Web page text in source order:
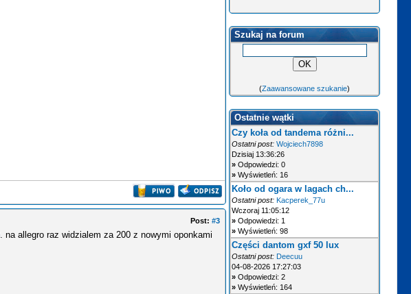
Post:#3
. na allegro raz widzialem za 200 z nowymi oponkami
Szukaj na forum
(Zaawansowane szukanie)
Ostatnie wątki
Czy koła od tandema różni...
Ostatni post: Wojciech7898
Dzisiaj 13:36:26
»Odpowiedzi: 0
»Wyświetleń: 16
Koło od ogara w lagach ch...
Ostatni post: Kacperek_77u
Wczoraj 11:05:12
»Odpowiedzi: 1
»Wyświetleń: 98
Części dantom gxf 50 lux
Ostatni post: Deecuu
04-08-2026 17:27:03
»Odpowiedzi: 2
»Wyświetleń: 164